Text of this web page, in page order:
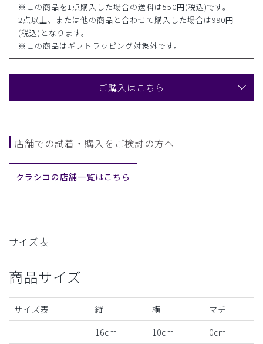
※この商品を1点購入した場合の送料は550円(税込)です。
2点以上、または他の商品と合わせて購入した場合は990円
(税込)となります。
※この商品はギフトラッピング対象外です。
ご購入はこちら
店舗での試着・購入をご検討の方へ
クラシコの店舗一覧はこちら
サイズ表
商品サイズ
サイズ表 縦 横
マチ
16cm
10cm 0cm